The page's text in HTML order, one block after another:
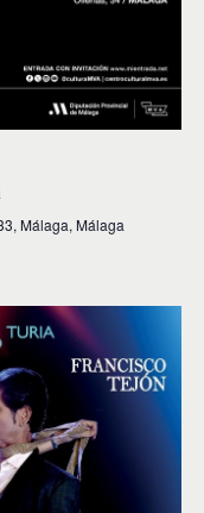
Málaga, Málaga